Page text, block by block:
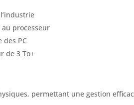
processeur
PC
de 3 To+
permettant une gestion